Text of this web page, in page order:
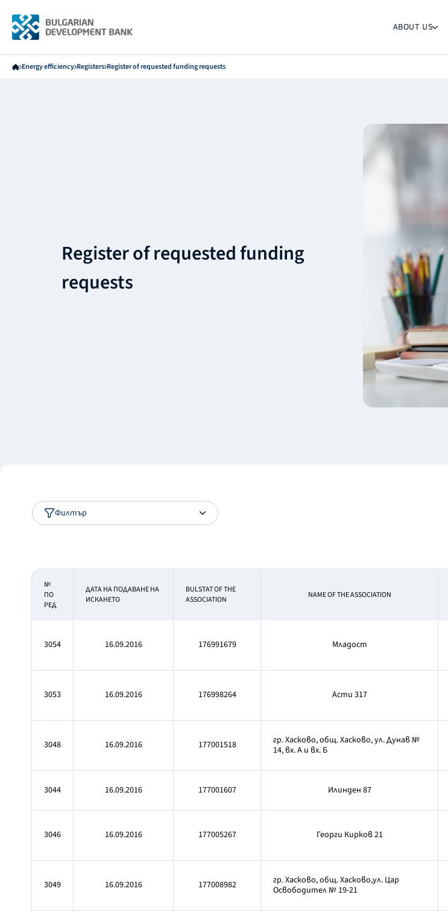
ABOUT US
Energy efficiency Registers Register of requested funding requests
Register of requested funding
requests
Филтър
№
ПО
РЕД
ДАТА НА ПОДАВАНЕ НА
ИСКАНЕТО
BULSTAT OF THE
ASSOCIATION
NAME OF THE ASSOCIATION
3054 16.09.2016 176991679 Младост
3053 16.09.2016 176998264 Асти 317
3048 16.09.2016 177001518
гр. Хасково, общ. Хасково, ул. Дунав №
14, вх. А и вх. Б
3044 16.09.2016 177001607 Илинден 87
3046 16.09.2016 177005267 Георги Кирков 21
3049 16.09.2016 177008982
гр. Хасково, общ. Хасково,ул. Цар
Освободител № 19-21